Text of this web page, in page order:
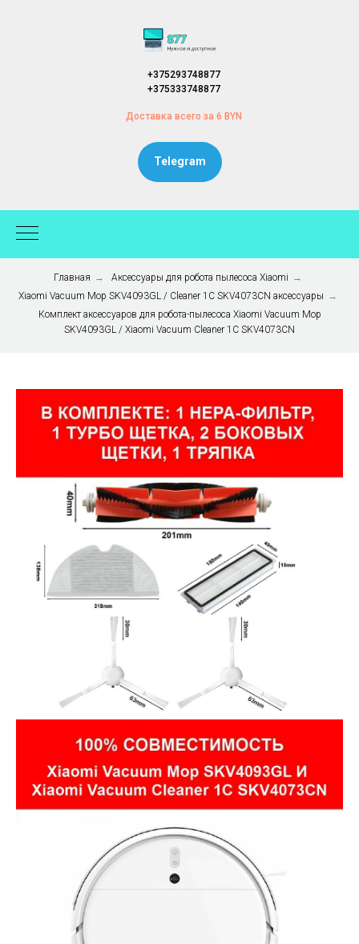
+375293748877
+375333748877
Доставка всего за 6 BYN
Telegram
Главная → Аксессуары для робота пылесоса Xiaomi →
Xiaomi Vacuum Mop SKV4093GL / Cleaner 1C SKV4073CN аксессуары →
Комплект аксессуаров для робота-пылесоса Xiaomi Vacuum Mop
SKV4093GL / Xiaomi Vacuum Cleaner 1C SKV4073CN